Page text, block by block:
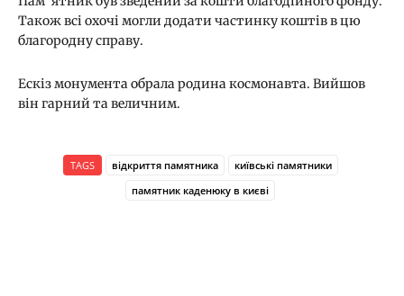
Також всі охочі могли додати частинку коштів в цю
благородну справу.
Ескіз монумента обрала родина космонавта. Вийшов
він гарний та величним.
TAGS відкриття памятника
київські памятники
памятник каденюку в києві